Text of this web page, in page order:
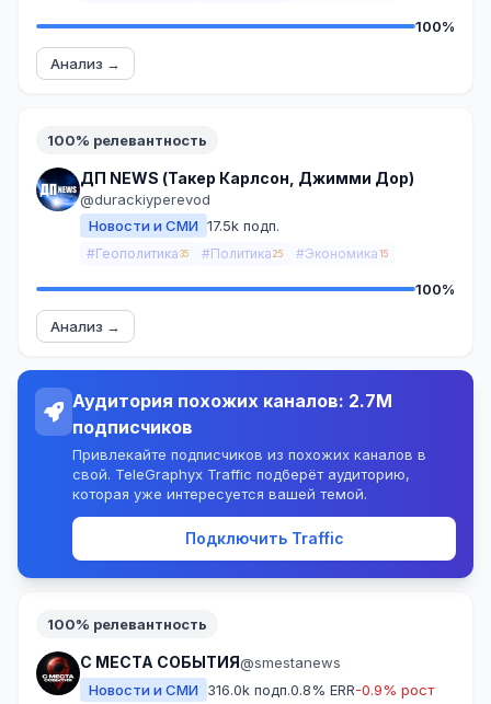
100%
Анализ →
100% релевантность
ДП NEWS (Такер Карлсон, Джимми Дор)
@durackiyperevod
Новости и СМИ 17.5k подп.
#Геополитика 35 #Политика 25 #Экономика 15
100%
Анализ →
Аудитория похожих каналов: 2.7M
подписчиков
Привлекайте подписчиков из похожих каналов в
свой. TeleGraphyx Traffic подберёт аудиторию,
которая уже интересуется вашей темой.
Подключить Traffic
100% релевантность
С МЕСТА СОБЫТИЯ@smestanews
Новости и СМИ
316.0k подп.0.8% ERR-0.9% рост